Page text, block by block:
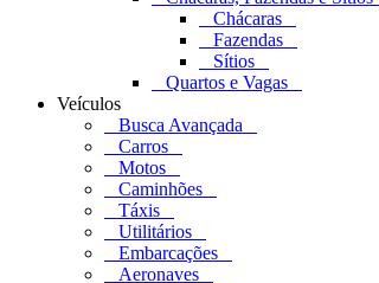
Chácaras
Fazendas
Sítios
Quartos e Vagas
Veículos
Busca Avançada
Carros
Motos
Caminhões
Táxis
Utilitários
Embarcações
Aeronaves